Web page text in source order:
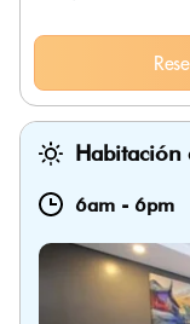
Habitación
6am - 6pm